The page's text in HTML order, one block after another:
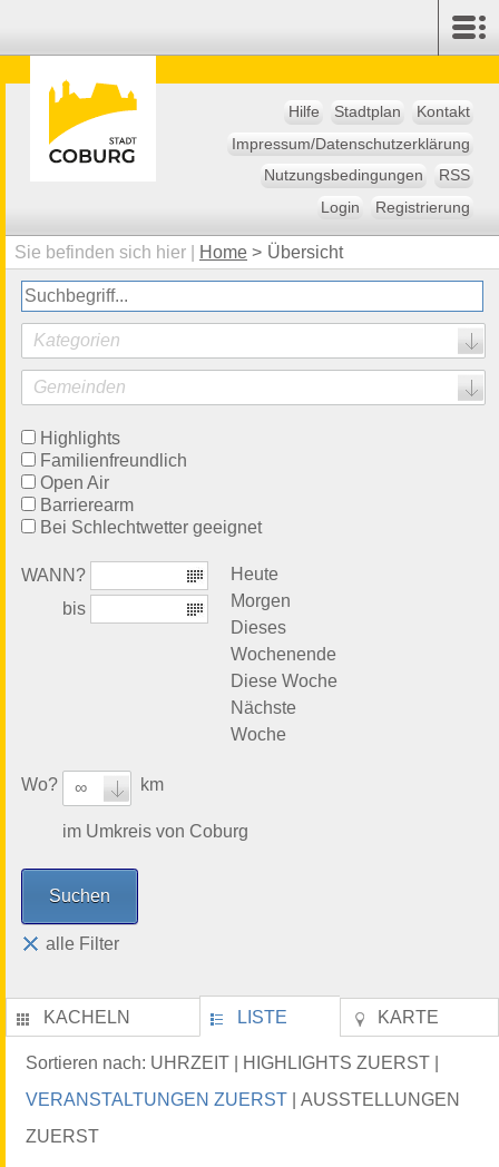
Hilfe Stadtplan
Kontakt
Impressum/Datenschutzerklärung
Nutzungsbedingungen
RSS
Login
Registrierung
Sie befinden sich hier | Home > Übersicht
Kategorien
Gemeinden
Highlights
Familienfreundlich
Open Air
Barrierearm
Bei Schlechtwetter geeignet
WANN?
bis
Heute
Morgen
Dieses
Wochenende
Diese Woche
Nächste
Woche
Wo? ∞ km
im Umkreis von Coburg
alle Filter
KACHELN LISTE KARTE
Sortieren nach: UHRZEIT HIGHLIGHTS ZUERST
VERANSTALTUNGEN ZUERST
AUSSTELLUNGEN
ZUERST